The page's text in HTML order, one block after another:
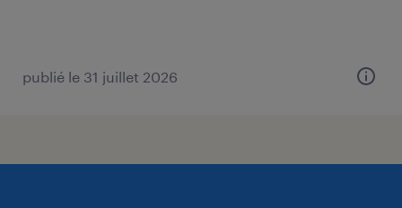
publié le 31 juillet 2026